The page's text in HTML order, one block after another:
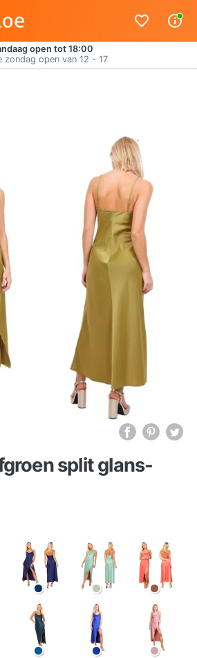
open tot 18:00
zondag open van 12 - 17
split glans-